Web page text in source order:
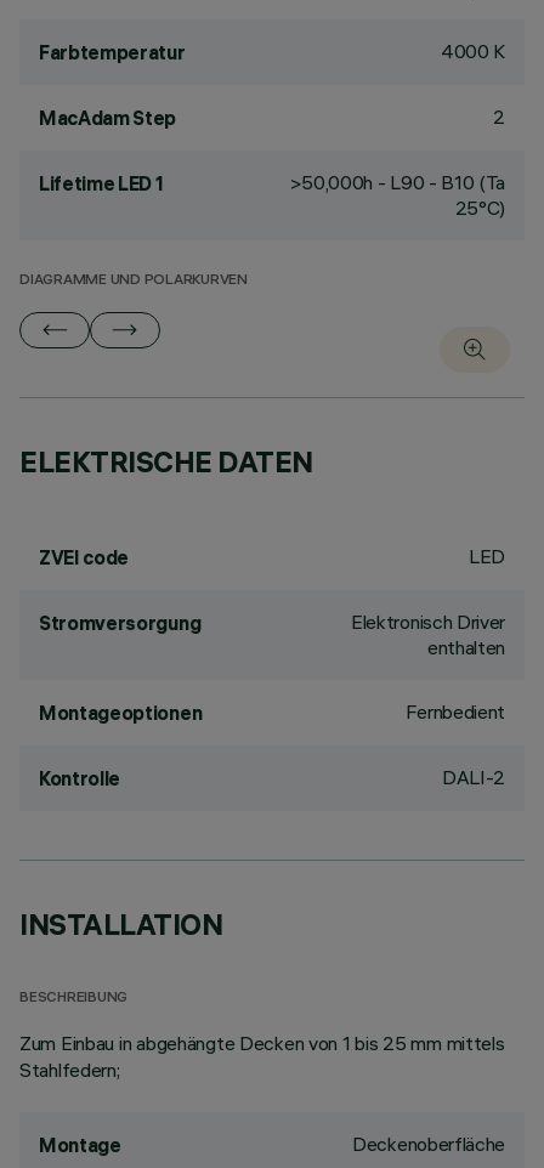
Farbtemperatur 4000 K
MacAdam Step 2
Lifetime LED 1
>50,000h - L90 - B10 (Ta
25°C)
DIAGRAMME UND POLARKURVEN
ELEKTRISCHE DATEN
ZVEI code LED
Stromversorgung
Elektronisch Driver
enthalten
Montageoptionen Fernbedient
Kontrolle DALI-2
INSTALLATION
BESCHREIBUNG
Zum Einbau in abgehängte Decken von 1 bis 25 mm mittels
Stahlfedern;
Montage Deckenoberfläche